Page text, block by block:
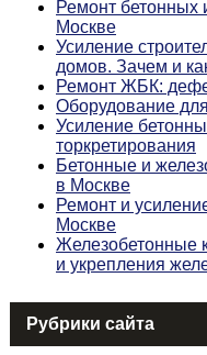
Ремонт бетонных
Москве
Усиление
домов. Зачем и
Ремонт ЖБК:
Оборудование
Усиление
торкретирования
Бетонные и
в Москве
Ремонт и
Москве
Железобетонные
и укрепления
Рубрики сайта